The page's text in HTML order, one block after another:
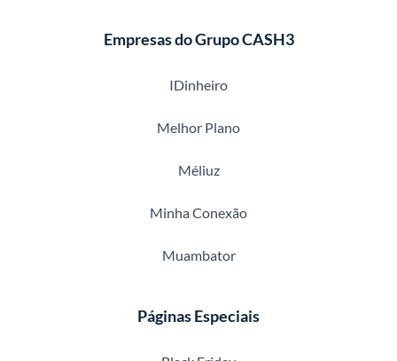
Empresas do Grupo CASH3
IDinheiro
Melhor Plano
Méliuz
Minha Conexão
Muambator
Páginas Especiais